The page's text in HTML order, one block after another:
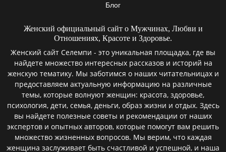
Блог
Женский официальный сайт о Мужчинах, Любви и
Отношениях, Красоте и Здоровье.
Женский сайт Селемпи - это уникальная площадка, где вы
найдете множество интересных рассказов и историй на
женскую тематику. Мы заботимся о наших читательницах и
предоставляем актуальную информацию на различные
темы, которые волнуют женщин: красота, здоровье,
психология, дети, семья, деньги, образ жизни и отдых. Здесь
вы найдете полезные советы и рекомендации от наших
экспертов и опытных авторов, которые помогут вам решить
множество жизненных вопросов. Мы верим, что каждая
женщина заслуживает быть счастливой и успешной, и наша